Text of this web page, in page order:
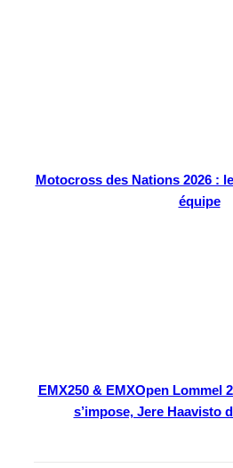
Motocross des Nations 2026 :
équipe
EMX250 & EMXOpen Lommel
s’impose, Jere Haavisto